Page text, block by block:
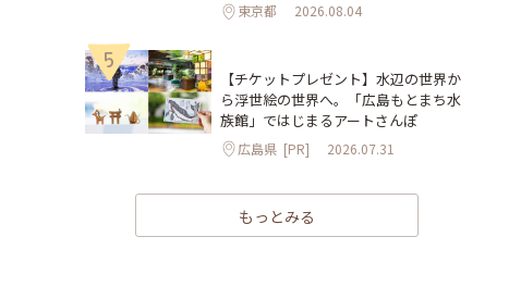
東京都 2026.08.04
5
【チケットプレゼント】水辺の世界か
ら浮世絵の世界へ。「広島もとまち水
族館」ではじまるアートさんぽ
広島県 [PR] 2026.07.31
もっとみる